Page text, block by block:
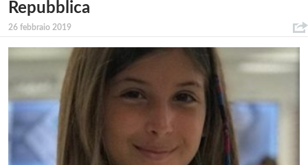
Repubblica
26 febbraio 2019